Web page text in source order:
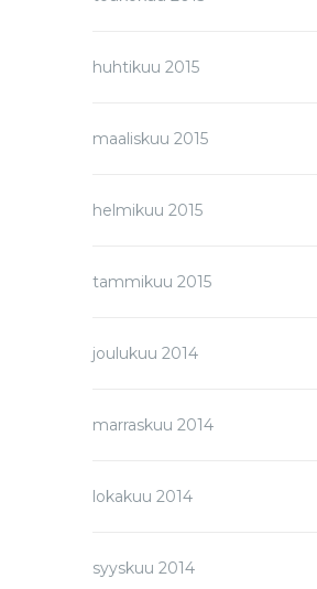
huhtikuu 2015
maaliskuu 2015
helmikuu 2015
tammikuu 2015
joulukuu 2014
marraskuu 2014
lokakuu 2014
syyskuu 2014